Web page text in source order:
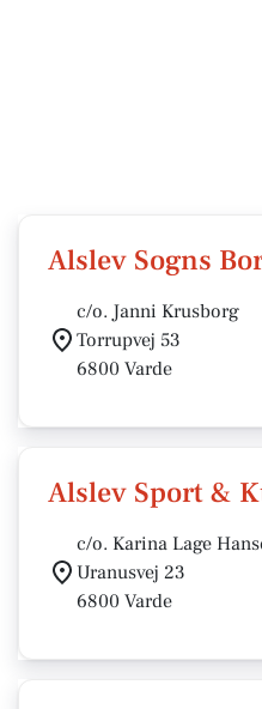
Alslev Sogns
c/o. Janni Krusborg
Torrupvej 53
6800 Varde
Alslev Sport &
c/o. Karina Lage
Uranusvej 23
6800 Varde